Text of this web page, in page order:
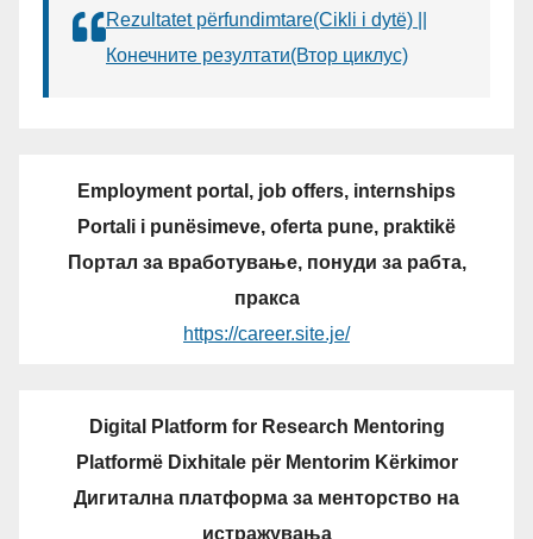
Rezultatet përfundimtare(Cikli i dytë) ||
Конечните резултати(Втор циклус)
Employment portal, job offers, internships
Portali i punësimeve, oferta pune, praktikë
Портал за вработување, понуди за рабта,
пракса
https://career.site.je/
Digital Platform for Research Mentoring
Platformë Dixhitale për Mentorim Kërkimor
Дигитална платформа за менторство на
истражувања